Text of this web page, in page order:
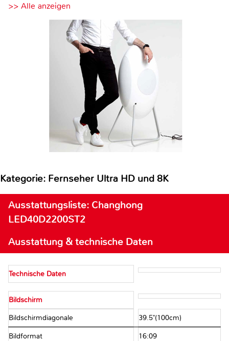
>> Alle anzeigen
Kategorie: Fernseher Ultra HD und 8K
Ausstattungsliste: Changhong
LED40D2200ST2
Ausstattung & technische Daten
Technische Daten
Bildschirm
Bildschirmdiagonale 39.5"(100cm)
Bildformat 16:09